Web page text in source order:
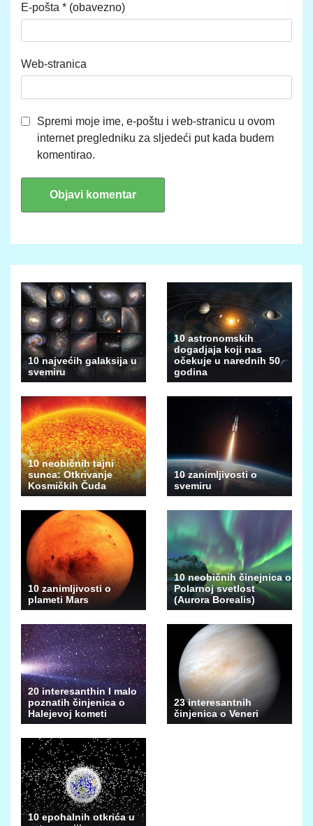
E-pošta * (obavezno)
Web-stranica
Spremi moje ime, e-poštu i web-stranicu u ovom
internet pregledniku za sljedeći put kada budem
komentirao.
10 najvećih galaksija u
svemiru
10 astronomskih
dogadjaja koji nas
očekuje u narednih 50
godina
10 neobičnih tajni
sunca: Otkrivanje
Kosmičkih Čuda
10 zanimljivosti o
svemiru
10 zanimljivosti o
plameti Mars
10 neobičnih činejnica o
Polarnoj svetlost
(Aurora Borealis)
20 interesanthin I malo
poznatih činjenica o
Halejevoj kometi
23 interesantnih
činjenica o Veneri
10 epohalnih otkrića u